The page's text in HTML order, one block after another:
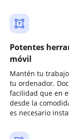
Potentes
móvil
Mantén tu
tu ordenador.
facilidad que en
desde la
es necesario